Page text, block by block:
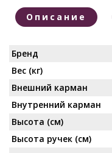
Описание
Бренд
Вес (кг)
Внешний карман
Внутренний карман
Высота (см)
Высота ручек (см)